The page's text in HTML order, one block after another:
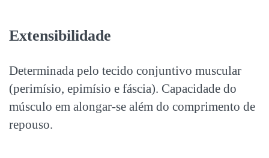
Extensibilidade
Determinada pelo tecido conjuntivo muscular
(perimísio, epimísio e fáscia). Capacidade do
músculo em alongar-se além do comprimento de
repouso.